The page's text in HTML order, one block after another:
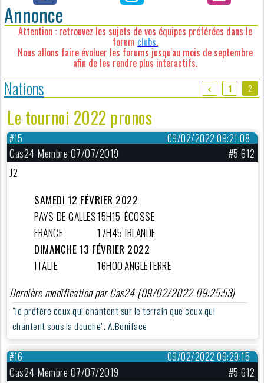
Annonce
Attention : retrouvez les sujets de vos équipes préférées dans le
forum clubs.
Nous allons faire évoluer les forums jusqu'au mois de septembre
afin de les rendre plus interactifs.
Nations 1 2
Le tournoi 2022 pronos
09/02/2022 09:21:08
#15
Cas24 Membre 07/07/2019
#5 612
J2
SAMEDI 12 FÉVRIER 2022
PAYS DE GALLES15H15 ÉCOSSE
FRANCE
17H45 IRLANDE
DIMANCHE 13 FÉVRIER 2022
ITALIE
16H00ANGLETERRE
Dernière modification par Cas24 (09/02/2022 09:25:53)
"Je préfère ceux qui chantent sur le terrain que ceux qui
chantent sous la douche". A.Boniface
09/02/2022 09:29:15
#16
Cas24 Membre 07/07/2019
#5 612